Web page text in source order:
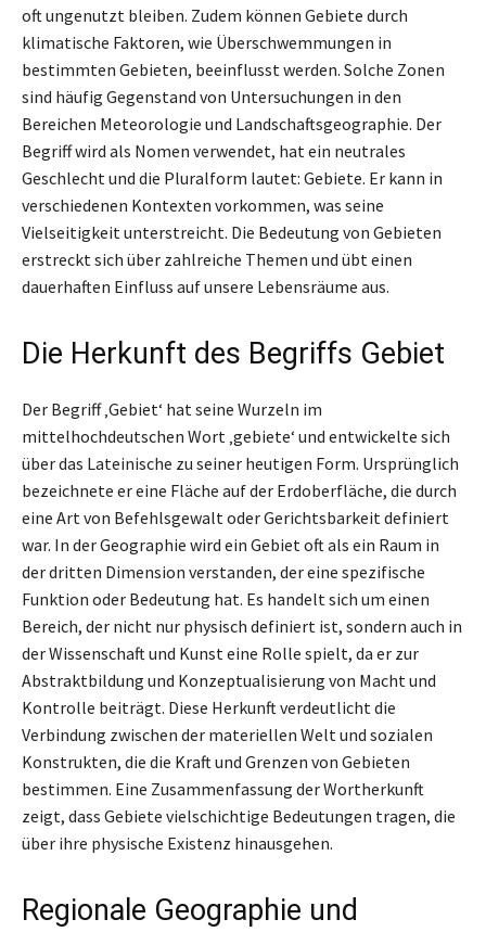
oft ungenutzt bleiben. Zudem können Gebiete durch
klimatische Faktoren, wie Überschwemmungen in
bestimmten Gebieten, beeinflusst werden. Solche Zonen
sind häufig Gegenstand von Untersuchungen in den
Bereichen Meteorologie und Landschaftsgeographie. Der
Begriff wird als Nomen verwendet, hat ein neutrales
Geschlecht und die Pluralform lautet: Gebiete. Er kann in
verschiedenen Kontexten vorkommen, was seine
Vielseitigkeit unterstreicht. Die Bedeutung von Gebieten
erstreckt sich über zahlreiche Themen und übt einen
dauerhaften Einfluss auf unsere Lebensräume aus.
Die Herkunft des Begriffs Gebiet
Der Begriff ‚Gebiet‘ hat seine Wurzeln im
mittelhochdeutschen Wort ‚gebiete‘ und entwickelte sich
über das Lateinische zu seiner heutigen Form. Ursprünglich
bezeichnete er eine Fläche auf der Erdoberfläche, die durch
eine Art von Befehlsgewalt oder Gerichtsbarkeit definiert
war. In der Geographie wird ein Gebiet oft als ein Raum in
der dritten Dimension verstanden, der eine spezifische
Funktion oder Bedeutung hat. Es handelt sich um einen
Bereich, der nicht nur physisch definiert ist, sondern auch in
der Wissenschaft und Kunst eine Rolle spielt, da er zur
Abstraktbildung und Konzeptualisierung von Macht und
Kontrolle beiträgt. Diese Herkunft verdeutlicht die
Verbindung zwischen der materiellen Welt und sozialen
Konstrukten, die die Kraft und Grenzen von Gebieten
bestimmen. Eine Zusammenfassung der Wortherkunft
zeigt, dass Gebiete vielschichtige Bedeutungen tragen, die
über ihre physische Existenz hinausgehen.
Regionale Geographie und